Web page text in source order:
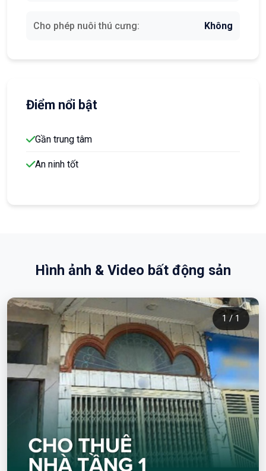
Cho phép nuôi thú cưng: Không
Điểm nổi bật
Gần trung tâm
An ninh tốt
Hình ảnh & Video bất động sản
1 / 1